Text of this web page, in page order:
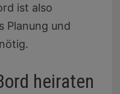
ist also
Planung und
heiraten